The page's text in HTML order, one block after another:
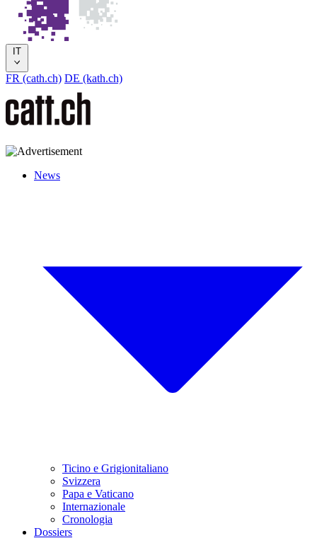
IT
FR (cath.ch) DE (kath.ch)
News
Ticino e Grigionitaliano
Svizzera
Papa e Vaticano
Internazionale
Cronologia
Dossiers